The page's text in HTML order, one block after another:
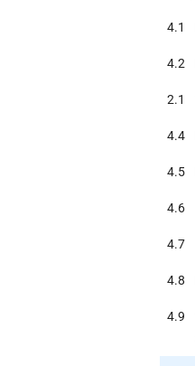
4.1
4.2
2.1
4.4
4.5
4.6
4.7
4.8
4.9